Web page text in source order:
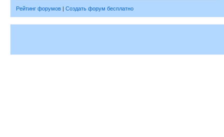
Рейтинг форумов | Создать форум бесплатно